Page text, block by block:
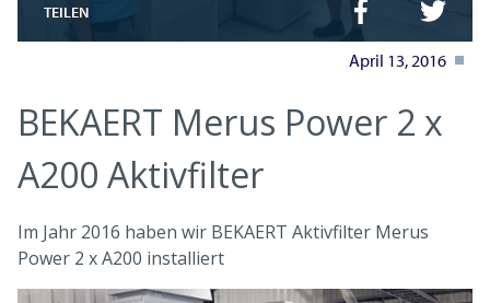
TEILEN
April 13, 2016
BEKAERT Merus Power 2 x
A200 Aktivfilter
Im Jahr 2016 haben wir BEKAERT Aktivfilter Merus
Power 2 x A200 installiert